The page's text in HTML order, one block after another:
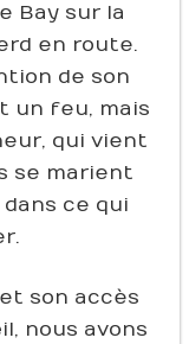
Bay sur la
en route.
de son
un feu, mais
qui vient
se marient
ce qui
son accès
nous avons